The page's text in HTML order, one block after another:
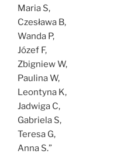
Maria S,
Czesława B,
Wanda P,
Józef F,
Zbigniew W,
Paulina W,
Leontyna K,
Jadwiga C,
Gabriela S,
Teresa G,
Anna S.”